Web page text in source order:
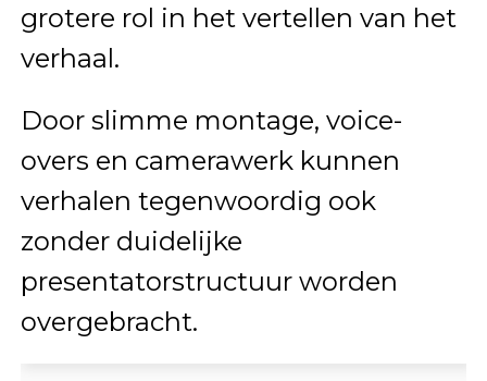
grotere rol in het vertellen van het
verhaal.
Door slimme montage, voice-
overs en camerawerk kunnen
verhalen tegenwoordig ook
zonder duidelijke
presentatorstructuur worden
overgebracht.